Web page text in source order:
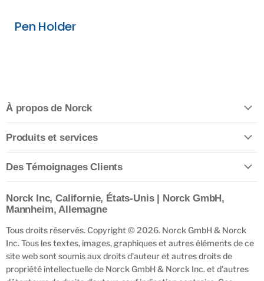
Pen Holder
À propos de Norck
Produits et services
Des Témoignages Clients
Norck Inc, Californie, États-Unis | Norck GmbH,
Mannheim, Allemagne
Tous droits réservés. Copyright © 2026. Norck GmbH & Norck
Inc. Tous les textes, images, graphiques et autres éléments de ce
site web sont soumis aux droits d'auteur et autres droits de
propriété intellectuelle de Norck GmbH & Norck Inc. et d'autres